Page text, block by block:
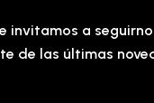
invitamos a
de las últimas